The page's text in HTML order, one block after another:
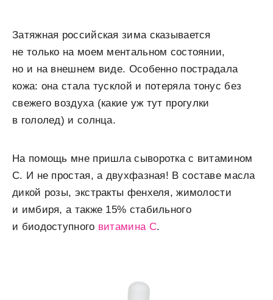
Затяжная российская зима сказывается
не только на моем ментальном состоянии,
но и на внешнем виде. Особенно пострадала
кожа: она стала тусклой и потеряла тонус без
свежего воздуха (какие уж тут прогулки
в гололед) и солнца.
На помощь мне пришла сыворотка с витамином
C. И не простая, а двухфазная! В составе масла
дикой розы, экстракты фенхеля, жимолости
и имбиря, а также 15% стабильного
и биодоступного витамина С.